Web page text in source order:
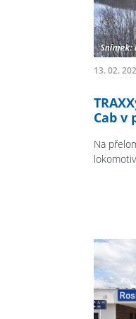
13. 02.
Cab v
Na